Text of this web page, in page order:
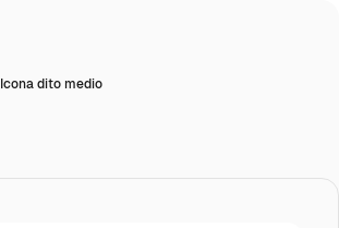
Icona dito medio